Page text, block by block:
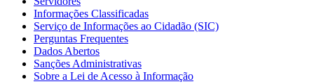
Informações Classificadas
Serviço de Informações ao Cidadão (SIC)
Perguntas Frequentes
Dados Abertos
Sanções Administrativas
Sobre a Lei de Acesso à Informação